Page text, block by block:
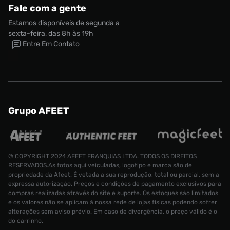
Fale com a gente
Estamos disponíveis de segunda a
sexta-feira, das 8h às 19h
Entre Em Contato
Grupo AFEET
© COPYRIGHT 2024 AFEET FRANQUIAS LTDA. TODOS OS DIREITOS
RESERVADOS.As fotos aqui veiculadas, logotipo e marca são de
propriedade da Afeet. É vetada a sua reprodução, total ou parcial, sem a
expressa autorização. Preços e condições de pagamento exclusivos para
compras realizadas através do site e suporte. Os estoques são limitados
e os valores não se aplicam à nossa rede de lojas físicas podendo sofrer
alterações sem aviso prévio. Em caso de divergência, o preço válido é o
do carrinho.